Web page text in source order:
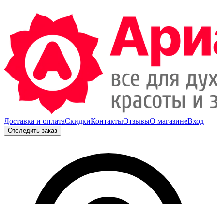
Доставка и оплатаСкидкиКонтактыОтзывыО магазинеВход
Отследить заказ